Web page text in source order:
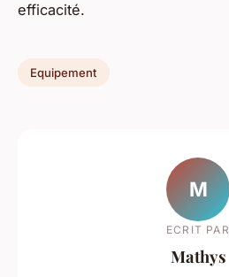
efficacité.
Equipement
M
ECRIT PAR
Mathys